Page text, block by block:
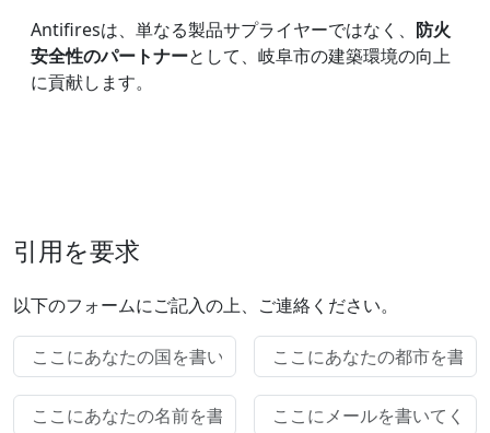
Antifiresは、単なる製品サプライヤーではなく、 防火
安全性のパートナーとして、岐阜市の建築環境の向上
に貢献します。
引用を要求
以下のフォームにご記入の上、ご連絡ください。